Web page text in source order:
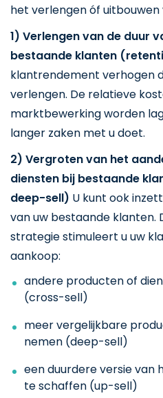
het verlengen óf
1) Verlengen van de duur
bestaande klanten
klantrendement verhogen
verlengen. De relatieve
marktbewerking worden
langer zaken met u doet.
2) Vergroten van het
diensten bij bestaande
deep-sell) U kunt ook
van uw bestaande klanten.
strategie stimuleert u uw
aankoop:
andere producten of
(cross-sell)
meer vergelijkbare
nemen (deep-sell)
een duurdere versie van
te schaffen (up-sell)